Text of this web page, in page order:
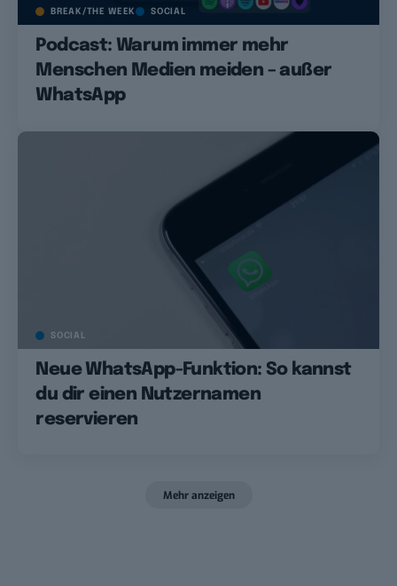
BREAK/THE WEEK SOCIAL
Podcast: Warum immer mehr
Menschen Medien meiden – außer
WhatsApp
SOCIAL
Neue WhatsApp-Funktion: So kannst
du dir einen Nutzernamen
reservieren
Mehr anzeigen